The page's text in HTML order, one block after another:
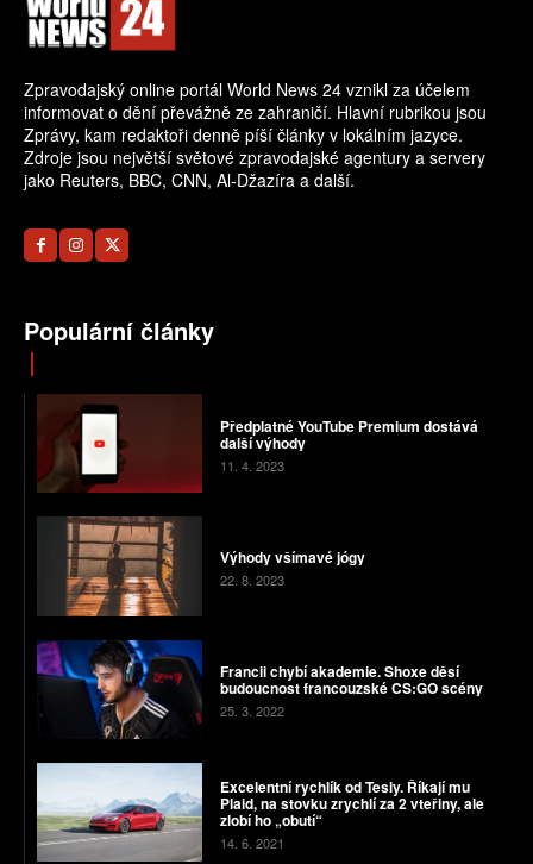
Zpravodajský online portál World News 24 vznikl za účelem
informovat o dění převážně ze zahraničí. Hlavní rubrikou jsou
Zprávy, kam redaktoři denně píší články v lokálním jazyce.
Zdroje jsou největší světové zpravodajské agentury a servery
jako Reuters, BBC, CNN, Al-Džazíra a další.
Populární články
Předplatné YouTube Premium dostává
další výhody
11. 4. 2023
Výhody všímavé jógy
22. 8. 2023
Francii chybí akademie. Shoxe děsí
budoucnost francouzské CS:GO scény
25. 3. 2022
Excelentní rychlík od Tesly. Říkají mu
Plaid, na stovku zrychlí za 2 vteřiny, ale
zlobí ho „obutí“
14. 6. 2021